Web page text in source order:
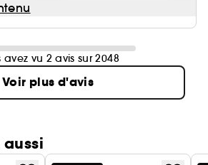
avez vu 2 avis sur 2048
Voir plus d'avis
aussi